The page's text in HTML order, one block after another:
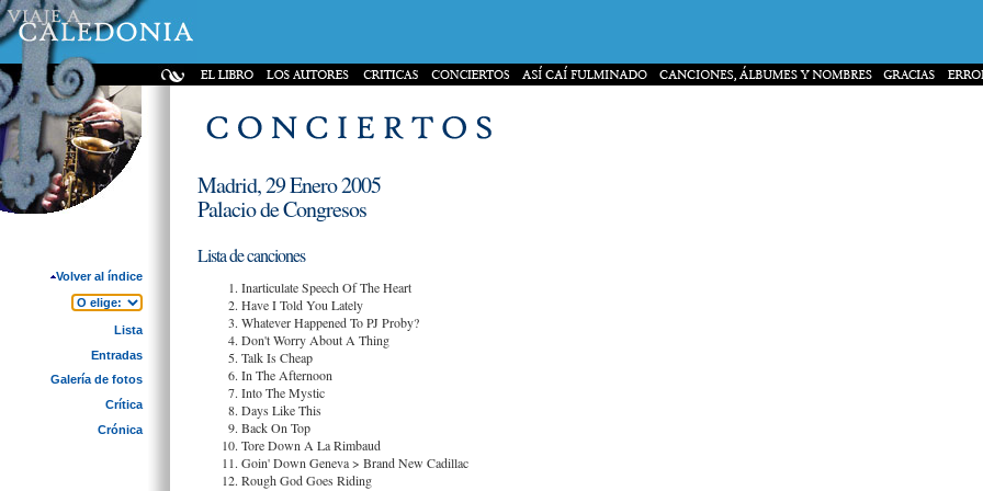
Volver al índice
Lista
Entradas
Galería de fotos
Crítica
Crónica
Madrid, 29 Enero 2005
Palacio de Congresos
Lista de canciones
Inarticulate Speech Of The Heart
Have I Told You Lately
Whatever Happened To PJ Proby?
Don't Worry About A Thing
Talk Is Cheap
In The Afternoon
Into The Mystic
Days Like This
Back On Top
Tore Down A La Rimbaud
Goin' Down Geneva > Brand New Cadillac
Rough God Goes Riding